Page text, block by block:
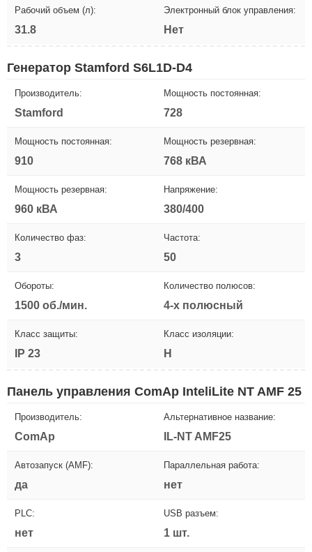
Рабочий объем (л):
31.8
Электронный блок управления:
Нет
Генератор Stamford S6L1D-D4
Производитель:
Stamford
Мощность постоянная:
728
Мощность постоянная:
910
Мощность резервная:
768 кВА
Мощность резервная:
960 кВА
Напряжение:
380/400
Количество фаз:
3
Частота:
50
Обороты:
1500 об./мин.
Количество полюсов:
4-х полюсный
Класс защиты:
IP 23
Класс изоляции:
H
Панель управления ComAp InteliLite NT AMF 25
Производитель:
ComAp
Альтернативное название:
IL-NT AMF25
Автозапуск (AMF):
да
Параллельная работа:
нет
PLC:
нет
USB разъем:
1 шт.